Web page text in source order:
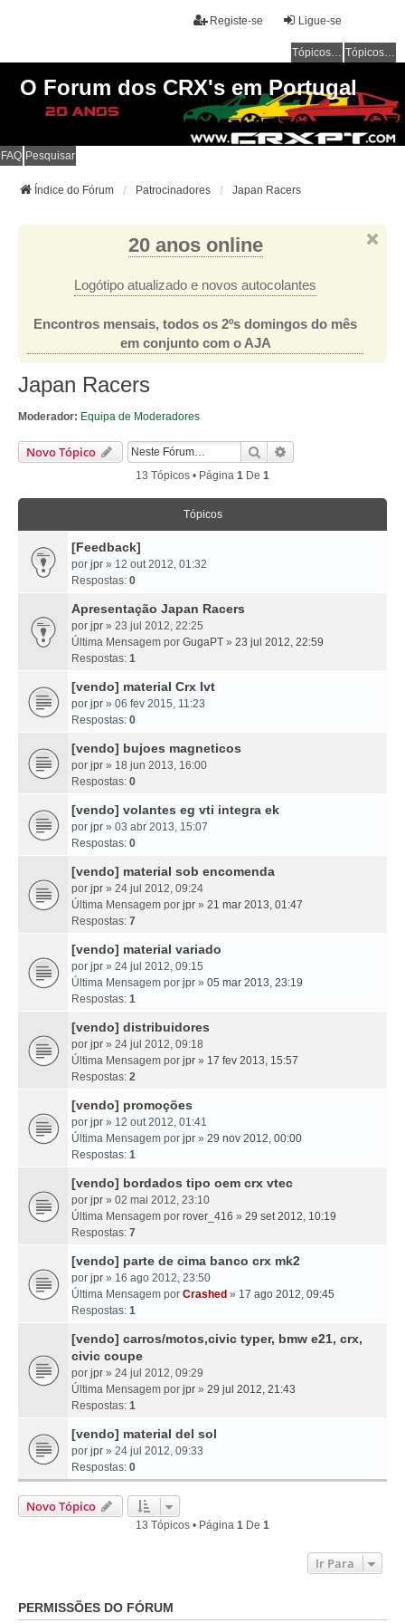
Ligue-se
Registe-se
Tópicos sem resposta Tópicos ativos
O Forum dos CRX's em Portugal
FAQ Pesquisar
Índice do Fórum Patrocinadores Japan Racers
20 anos online
Logótipo atualizado e novos autocolantes
Encontros mensais, todos os 2ºs domingos do mês
em conjunto com o AJA
Japan Racers
Moderador: Equipa de Moderadores
Novo Tópico Pesquisar
13 Tópicos • Página 1 De 1
Tópicos
[Feedback]
por jpr » 12 out 2012, 01:32
Respostas: 0
Apresentação Japan Racers
por jpr » 23 jul 2012, 22:25
Última Mensagem por GugaPT » 23 jul 2012, 22:59
Respostas: 1
[vendo] material Crx Ivt
por jpr » 06 fev 2015, 11:23
Respostas: 0
[vendo] bujoes magneticos
por jpr » 18 jun 2013, 16:00
Respostas: 0
[vendo] volantes eg vti integra ek
por jpr » 03 abr 2013, 15:07
Respostas: 0
[vendo] material sob encomenda
por jpr » 24 jul 2012, 09:24
Última Mensagem por jpr » 21 mar 2013, 01:47
Respostas: 7
[vendo] material variado
por jpr » 24 jul 2012, 09:15
Última Mensagem por jpr » 05 mar 2013, 23:19
Respostas: 1
[vendo] distribuidores
por jpr » 24 jul 2012, 09:18
Última Mensagem por jpr » 17 fev 2013, 15:57
Respostas: 2
[vendo] promoções
por jpr » 12 out 2012, 01:41
Última Mensagem por jpr » 29 nov 2012, 00:00
Respostas: 1
[vendo] bordados tipo oem crx vtec
por jpr » 02 mai 2012, 23:10
Última Mensagem por rover_416 » 29 set 2012, 10:19
Respostas: 7
[vendo] parte de cima banco crx mk2
por jpr » 16 ago 2012, 23:50
Última Mensagem por Crashed » 17 ago 2012, 09:45
Respostas: 1
[vendo] carros/motos,civic typer, bmw e21, crx,
civic coupe
por jpr » 24 jul 2012, 09:29
Última Mensagem por jpr » 29 jul 2012, 21:43
Respostas: 1
[vendo] material del sol
por jpr » 24 jul 2012, 09:33
Respostas: 0
Novo Tópico
13 Tópicos • Página 1 De 1
Ir Para
PERMISSÕES DO FÓRUM